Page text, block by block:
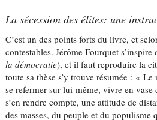
La sécession des élites: une
C’est un des points forts du livre, et
contestables. Jérôme Fourquet s’inspire
la démocratie), et il faut reproduire la
toute sa thèse s’y trouve résumée : «
se refermer sur lui-même, vivre en vase
s’en rendre compte, une attitude de
des masses, du peuple et du populisme